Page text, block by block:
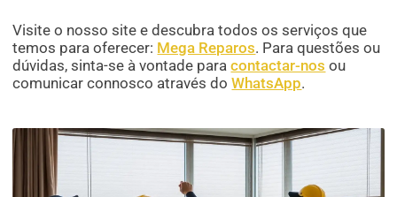
Visite o nosso site e descubra todos os serviços que
temos para oferecer: Mega Reparos. Para questões ou
dúvidas, sinta-se à vontade paracontactar-nos ou
comunicar connosco através doWhatsApp.